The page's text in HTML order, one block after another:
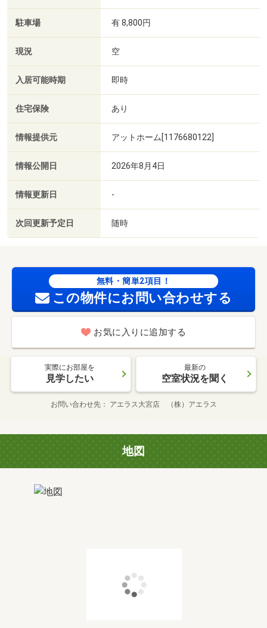
駐車場 有 8,800円
現況 空
入居可能時期 即時
住宅保険 あり
情報提供元 アットホーム[1176680122]
情報公開日 2026年8月4日
情報更新日 -
次回更新予定日 随時
無料・簡単2項目！
この物件にお問い合わせする
お気に入りに追加する
実際にお部屋を
見学したい
最新の
空室状況を聞く
お問い合わせ先 アエラス大宮店 （株）アエラス
地図